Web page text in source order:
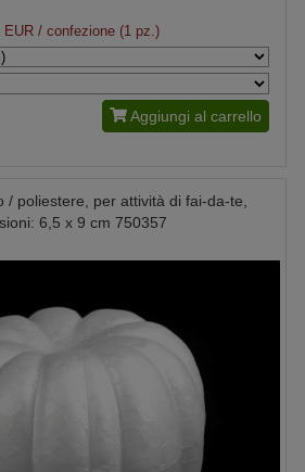
EUR/ confezione (1 pz.)
Aggiungi al carrello
/ poliestere, per attività di fai-da-te,
6,5 x 9 cm 750357